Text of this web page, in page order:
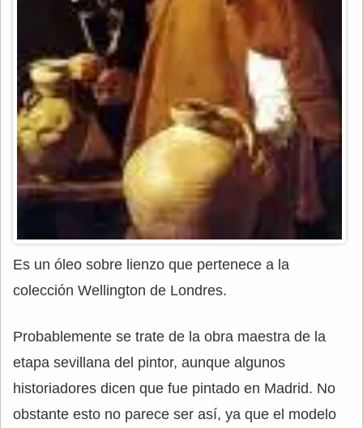
Es un óleo sobre lienzo que pertenece a la
colección Wellington de Londres.
Probablemente se trate de la obra maestra de la
etapa sevillana del pintor, aunque algunos
historiadores dicen que fue pintado en Madrid. No
obstante esto no parece ser así, ya que el modelo